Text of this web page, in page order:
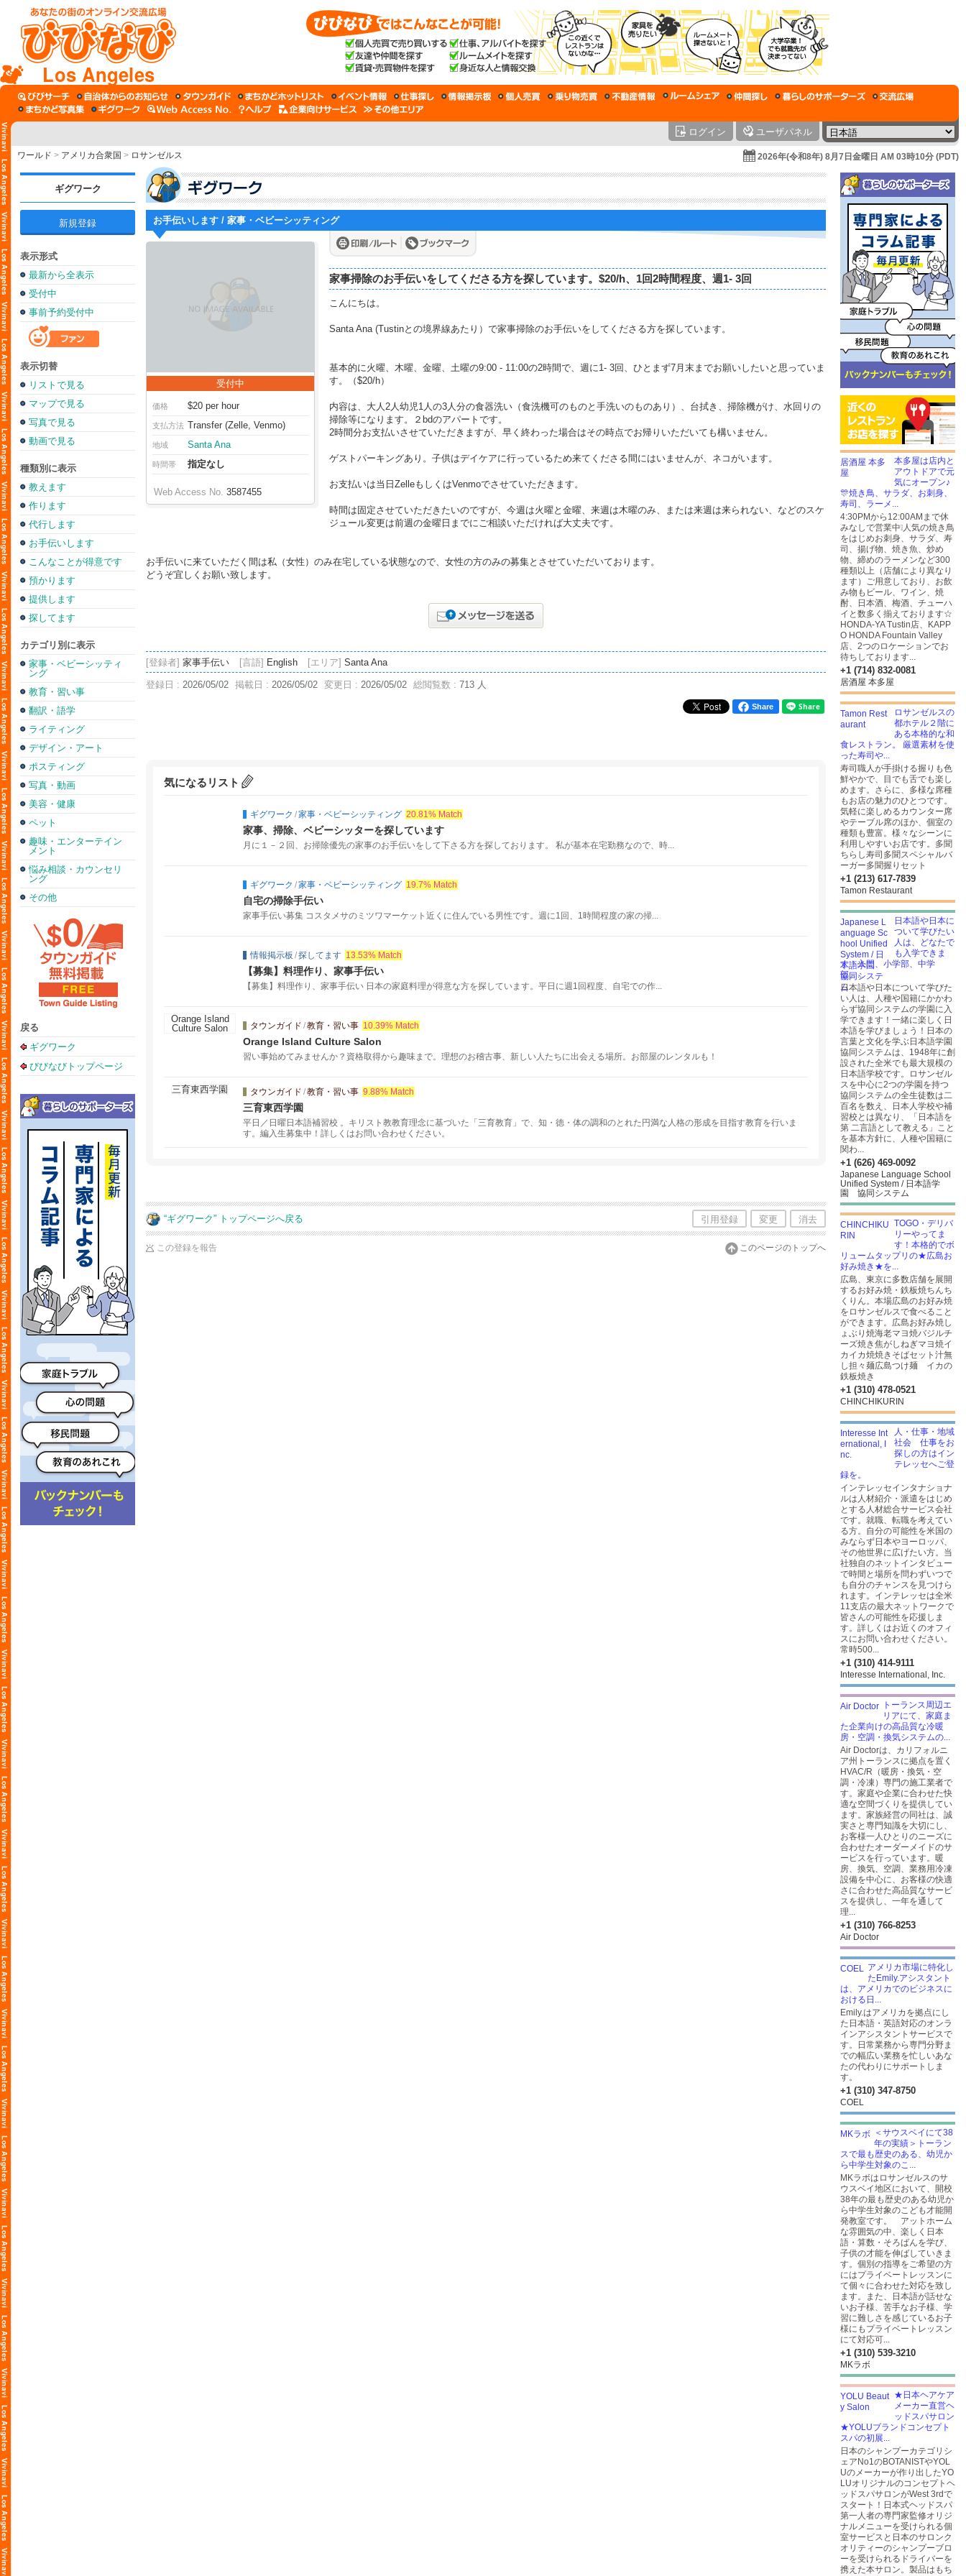
Los Angeles
ログイン ユーザパネル
ワールド > アメリカ合衆国 > ロサンゼルス 2026年(令和8年) 8月7日金曜日 AM 03時10分 (PDT)
ギグワーク
新規登録
表示形式
最新から全表示
受付中
事前予約受付中
表示切替
リストで見る
マップで見る
写真で見る
動画で見る
種類別に表示
教えます
作ります
代行します
お手伝いします
こんなことが得意です
預かります
提供します
探してます
カテゴリ別に表示
家事・ベビーシッティ
ング
教育・習い事
翻訳・語学
ライティング
デザイン・アート
ポスティング
写真・動画
美容・健康
ペット
趣味・エンターテイン
メント
悩み相談・カウンセリ
ング
その他
戻る
ギグワーク
びびなびトップページ
お手伝いします / 家事・ベビーシッティング
受付中
価格 $20 per hour
支払方法 Transfer (Zelle, Venmo)
地域 Santa Ana
時間帯 指定なし
Web Access No. 3587455
家事掃除のお手伝いをしてくださる方を探しています。$20/h、1回2時間程度、週1- 3回
こんにちは。
Santa Ana (Tustinとの境界線あたり）で家事掃除のお手伝いをしてくださる方を探しています。
基本的に火曜、木曜、金曜、土曜の9:00 - 11:00の2時間で、週に1- 3回、ひとまず7月末までお願いしたいと思っていま
す。（$20/h）
内容は、大人2人幼児1人の3人分の食器洗い（食洗機可のものと手洗いのものあり）、台拭き、掃除機がけ、水回りの
掃除等になります。２bdのアパートです。
2時間分お支払いさせていただきますが、早く終わった場合はその時点でお帰りいただいても構いません。
ゲストパーキングあり。子供はデイケアに行っているため来てくださる間にはいませんが、ネコがいます。
お支払いは当日ZelleもしくはVenmoでさせていただきます。
時間は固定させていただきたいのですが、今週は火曜と金曜、来週は木曜のみ、または来週は来られない、などのスケ
ジュール変更は前週の金曜日までにご相談いただければ大丈夫です。
お手伝いに来ていただく間は私（女性）のみ在宅している状態なので、女性の方のみの募集とさせていただいております。
どうぞ宜しくお願い致します。
[登録者] 家事手伝い [言語] English [エリア] Santa Ana
登録日 : 2026/05/02 掲載日 : 2026/05/02 変更日 : 2026/05/02 総閲覧数 : 713 人
Share
気になるリスト
ギグワーク /家事・ベビーシッティング 20.81% Match
家事、掃除、ベビーシッターを探しています
月に１－２回、お掃除優先の家事のお手伝いをして下さる方を探しております。 私が基本在宅勤務なので、時...
ギグワーク /家事・ベビーシッティング 19.7% Match
自宅の掃除手伝い
家事手伝い募集 コスタメサのミツワマーケット近くに住んでいる男性です。週に1回、1時間程度の家の掃...
情報掲示板 /探してます 13.53% Match
【募集】料理作り、家事手伝い
【募集】料理作り、家事手伝い 日本の家庭料理が得意な方を探しています。平日に週1回程度、自宅での作...
タウンガイド /教育・習い事 10.39% Match
Orange Island Culture Salon
習い事始めてみませんか？資格取得から趣味まで。理想のお稽古事、新しい人たちに出会える場所。お部屋のレンタルも！
タウンガイド /教育・習い事 9.88% Match
三育東西学園
平日／日曜日本語補習校 。キリスト教教育理念に基づいた「三育教育」で、知・徳・体の調和のとれた円満な人格の形成を目指す教育を行いま
す。編入生募集中！詳しくはお問い合わせください。
“ギグワーク” トップページへ戻る 引用登録 変更 消去
この登録を報告 このページのトップへ
本多屋は店内と
アウトドアで元
気にオープン♪
🎊焼き鳥、サラダ、お刺身、
寿司、ラーメ...
4:30PMから12:00AMまで休
みなしで営業中❕人気の焼き鳥
をはじめお刺身、サラダ、寿
司、揚げ物、焼き魚、炒め
物、締めのラーメンなど300
種類以上（店舗により異なり
ます）ご用意しており、お飲
み物もビール、ワイン、焼
酎、日本酒、梅酒、チューハ
イと数多く揃えております☆
HONDA-YA Tustin店、KAPP
O HONDA Fountain Valley
店、2つのロケーションでお
待ちしております...
+1 (714) 832-0081
居酒屋 本多屋
ロサンゼルスの
都ホテル２階に
ある本格的な和
食レストラン。 厳選素材を使
った寿司や...
寿司職人が手掛ける握りも色
鮮やかで、目でも舌でも楽し
めます。さらに、多様な席種
もお店の魅力のひとつです。
気軽に楽しめるカウンター席
やテーブル席のほか、個室の
種類も豊富。様々なシーンに
利用しやすいお店です。多聞
ちらし寿司多聞スペシャルバ
ーガー多聞握りセット
+1 (213) 617-7839
Tamon Restaurant
日本語や日本に
ついて学びたい
人は、どなたで
も入学できま
す！入門、小学部、中学
部、...
日本語や日本について学びた
い人は、人種や国籍にかかわ
らず協同システムの学園に入
学できます！一緒に楽しく日
本語を学びましょう！日本の
言葉と文化を学ぶ日本語学園
協同システムは、1948年に創
設された全米でも最大規模の
日本語学校です。ロサンゼル
スを中心に2つの学園を持つ
協同システムの全生徒数は二
百名を数え、日本人学校や補
習校とは異なり、「日本語を
第 二言語として教える」こと
を基本方針に、人種や国籍に
関わ...
+1 (626) 469-0092
Japanese Language School
Unified System / 日本語学
園 協同システム
TOGO・デリバ
リーやってま
す！本格的でボ
リュームタップリの★広島お
好み焼き★を...
広島、東京に多数店舗を展開
するお好み焼・鉄板焼ちんち
くりん。本場広島のお好み焼
をロサンゼルスで食べること
ができます。広島お好み焼し
ょぶり焼海老マヨ焼バジルチ
ーズ焼き焦がしねぎマヨ焼イ
カイカ焼焼きそばセット汁無
し担々麺広島つけ麺 イカの
鉄板焼き
+1 (310) 478-0521
CHINCHIKURIN
人・仕事・地域
社会 仕事をお
探しの方はイン
テレッセへご登
録を。
インテレッセインタナショナ
ルは人材紹介・派遣をはじめ
とする人材総合サービス会社
です。就職、転職を考えてい
る方。自分の可能性を米国の
みならず日本やヨーロッパ、
その他世界に広げたい方。当
社独自のネットインタビュー
で時間と場所を問わずいつで
も自分のチャンスを見つけら
れます。インテレッセは全米
11支店の最大ネットワークで
皆さんの可能性を応援しま
す。詳しくはお近くのオフィ
スにお問い合わせください。
常時500...
+1 (310) 414-9111
Interesse International, Inc.
トーランス周辺エ
リアにて、家庭ま
た企業向けの高品質な冷暖
房・空調・換気システムの...
Air Doctorは、カリフォルニ
ア州トーランスに拠点を置く
HVAC/R（暖房・換気・空
調・冷凍）専門の施工業者で
す。家庭や企業に合わせた快
適な空間づくりを提供してい
ます。家族経営の同社は、誠
実さと専門知識を大切にし、
お客様一人ひとりのニーズに
合わせたオーダーメイドのサ
ービスを行っています。暖
房、換気、空調、業務用冷凍
設備を中心に、お客様の快適
さに合わせた高品質なサービ
スを提供し、一年を通して
理...
+1 (310) 766-8253
Air Doctor
アメリカ市場に特化し
たEmily.アシスタント
は、アメリカでのビジネスに
おける日...
Emily.はアメリカを拠点にし
た日本語・英語対応のオンラ
インアシスタントサービスで
す。日常業務から専門分野ま
での幅広い業務を忙しいあな
たの代わりにサポートしま
す。
+1 (310) 347-8750
COEL
＜サウスベイにて38
年の実績＞トーラン
スで最も歴史のある、幼児か
ら中学生対象のこ...
MKラボはロサンゼルスのサ
ウスベイ地区において、開校
38年の最も歴史のある幼児か
ら中学生対象のこども才能開
発教室です。 アットホーム
な雰囲気の中、楽しく日本
語・算数・そろばんを学び、
子供の才能を伸ばしていきま
す。個別の指導をご希望の方
にはプライベートレッスンに
て個々に合わせた対応を致し
ます。また、日本語が話せな
いお子様、苦手なお子様、学
習に難しさを感じているお子
様にもプライベートレッスン
にて対応可...
+1 (310) 539-3210
MKラボ
★日本ヘアケア
メーカー直営ヘ
ッドスパサロン
★YOLUブランドコンセプト
スパの初展...
日本のシャンプーカテゴリシ
ェアNo1のBOTANISTやYOL
Uのメーカーが作り出したYO
LUオリジナルのコンセプトヘ
ッドスパサロンがWest 3rdで
スタート！日本式ヘッドスパ
第一人者の専門家監修オリジ
ナルメニューを受けられる個
室サービスと日本のサロンク
オリティーのシャンプーブロ
ーを受けられるドライバーを
携えた本サロン。製品はもち